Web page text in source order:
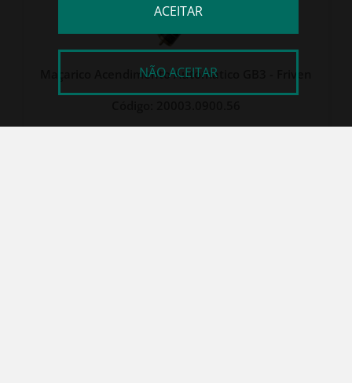
Maçarico Acendimento Automático GB3 - Friven
ACEITAR
NÃO ACEITAR